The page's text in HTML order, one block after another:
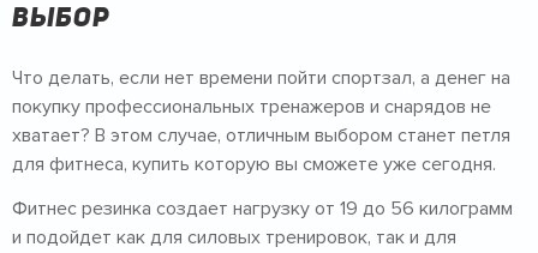
выбор
Что делать, если нет времени пойти спортзал, а денег на
покупку профессиональных тренажеров и снарядов не
хватает? В этом случае, отличным выбором станет петля
для фитнеса, купить которую вы сможете уже сегодня.
Фитнес резинка создает нагрузку от 19 до 56 килограмм
и подойдет как для силовых тренировок, так и для